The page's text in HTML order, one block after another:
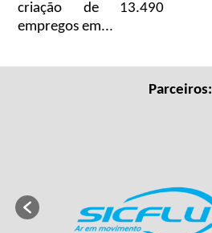
criação de 13.490
empregos em...
Parceiros: